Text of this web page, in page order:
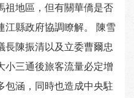
祖地區，但有關華僑是否
江縣政府協調瞭解。 陳雪
長陳振清以及立委曹爾忠
小三通後旅客流量必定增
包涵，同時也造成中央駐